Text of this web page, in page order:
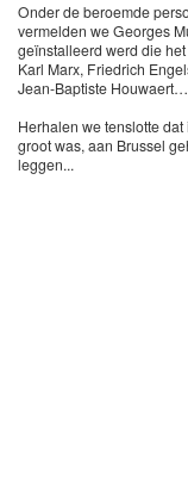
Onder de beroemde
vermelden we Georges
geïnstalleerd werd die
Karl Marx, Friedrich
Jean-Baptiste Houwaert…
Herhalen we tenslotte
groot was, aan Brussel
leggen...